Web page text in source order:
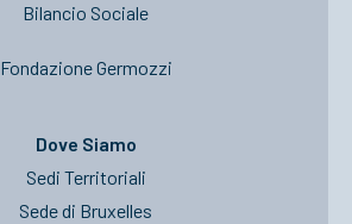
Bilancio Sociale
Fondazione Germozzi
Dove Siamo
Sedi Territoriali
Sede di Bruxelles